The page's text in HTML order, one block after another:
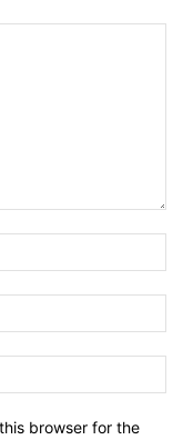
browser for the